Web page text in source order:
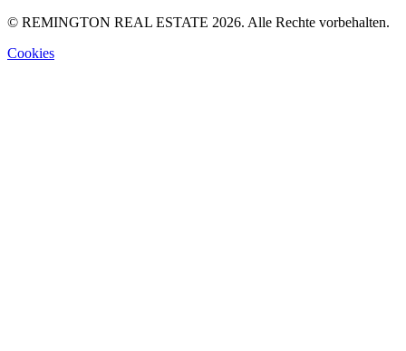
© REMINGTON REAL ESTATE 2026. Alle Rechte vorbehalten.
Cookies